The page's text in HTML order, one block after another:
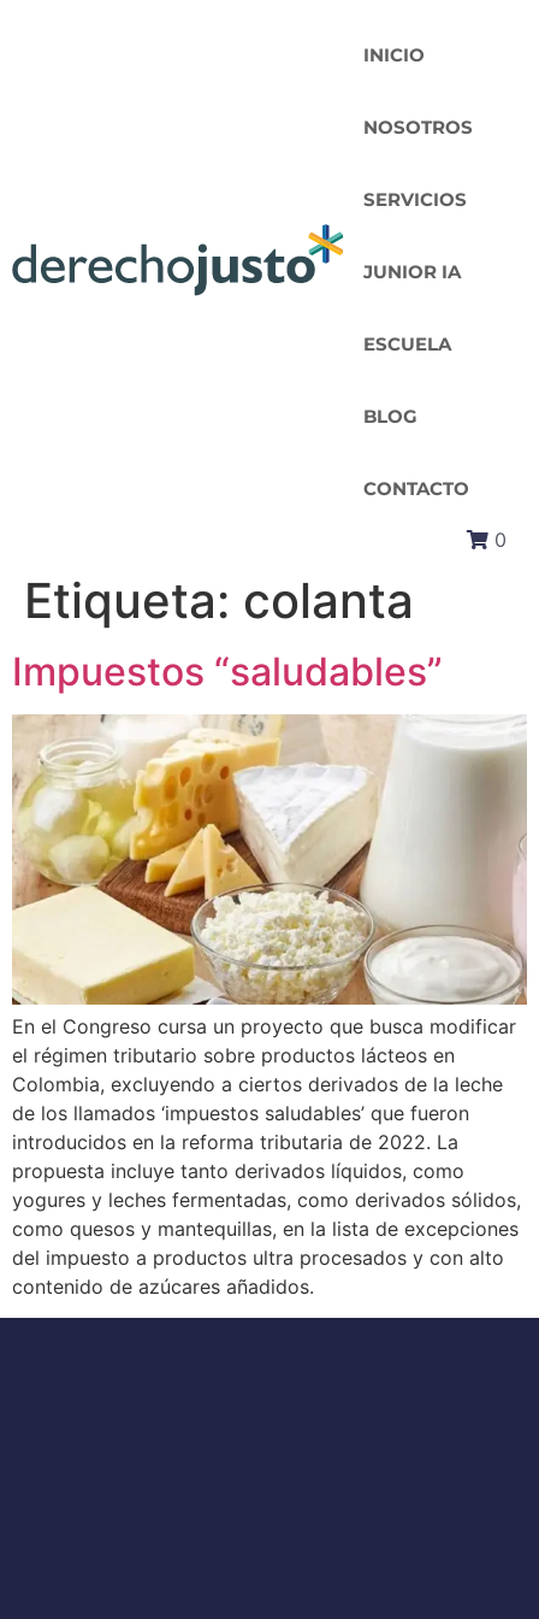
INICIO
NOSOTROS
SERVICIOS
JUNIOR IA
ESCUELA
BLOG
CONTACTO
0
Etiqueta: colanta
Impuestos “saludables”
En el Congreso cursa un proyecto que busca modificar
el régimen tributario sobre productos lácteos en
Colombia, excluyendo a ciertos derivados de la leche
de los llamados ‘impuestos saludables’ que fueron
introducidos en la reforma tributaria de 2022. La
propuesta incluye tanto derivados líquidos, como
yogures y leches fermentadas, como derivados sólidos,
como quesos y mantequillas, en la lista de excepciones
del impuesto a productos ultra procesados y con alto
contenido de azúcares añadidos.